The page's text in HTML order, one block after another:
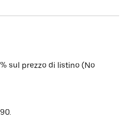
sul prezzo di listino (No